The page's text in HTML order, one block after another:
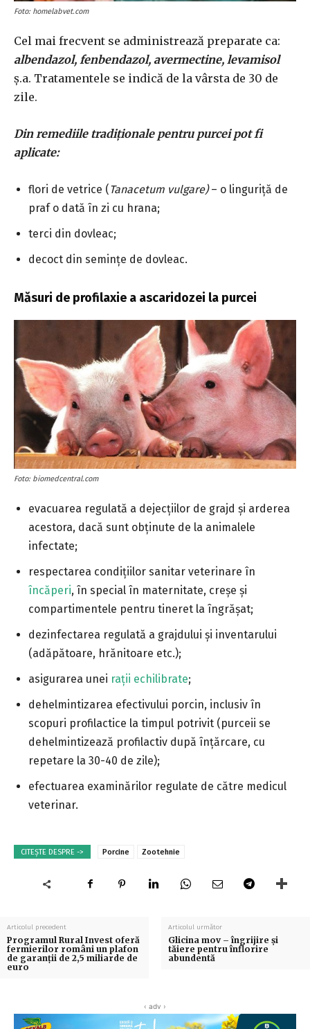
Foto: homelabvet.com
Cel mai frecvent se administrează preparate ca:
albendazol, fenbendazol, avermectine, levamisol
ș.a. Tratamentele se indică de la vârsta de 30 de
zile.
Din remediile tradiționale pentru purcei pot fi
aplicate:
flori de vetrice (Tanacetum vulgare)– o linguriță de
praf o dată în zi cu hrana;
terci din dovleac;
decoct din semințe de dovleac.
Măsuri de profilaxie a ascaridozei la purcei
Foto: biomedcentral.com
evacuarea regulată a dejecțiilor de grajd și arderea
acestora, dacă sunt obținute de la animalele
infectate;
respectarea condițiilor sanitar veterinare în
încăperi, în special în maternitate, creșe și
compartimentele pentru tineret la îngrășat;
dezinfectarea regulată a grajdului și inventarului
(adăpătoare, hrănitoare etc.);
asigurarea unei rații echilibrate;
dehelmintizarea efectivului porcin, inclusiv în
scopuri profilactice la timpul potrivit (purceii se
dehelmintizează profilactiv după înțărcare, cu
repetare la 30-40 de zile);
efectuarea examinărilor regulate de către medicul
veterinar.
CITEȘTE DESPRE -> Porcine Zootehnie
Articolul precedent
Programul Rural Invest oferă
fermierilor români un plafon
de garanţii de 2,5 miliarde de
euro
Articolul următor
Glicina mov – îngrijire și
tăiere pentru înflorire
abundentă
‹ adv ›